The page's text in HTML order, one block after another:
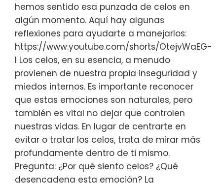
hemos sentido esa punzada de celos en
algún momento. Aquí hay algunas
reflexiones para ayudarte a manejarlos:
https://www.youtube.com/shorts/OtejvWaEG-
I Los celos, en su esencia, a menudo
provienen de nuestra propia inseguridad y
miedos internos. Es importante reconocer
que estas emociones son naturales, pero
también es vital no dejar que controlen
nuestras vidas. En lugar de centrarte en
evitar o tratar los celos, trata de mirar más
profundamente dentro de ti mismo.
Pregunta: ¿Por qué siento celos? ¿Qué
desencadena esta emoción? La